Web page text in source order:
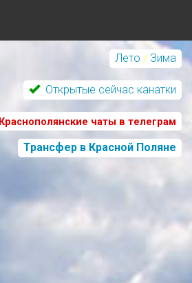
Лето / Зима
Открытые сейчас канатки
Краснополянские чаты в телеграм
Трансфер в Красной Поляне